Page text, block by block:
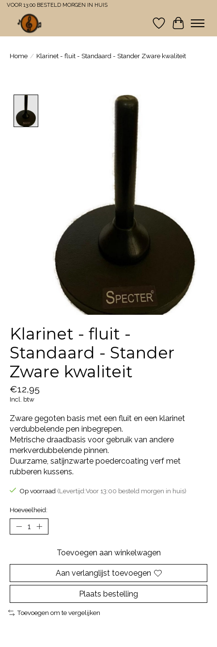
VOOR 13:00 BESTELD MORGEN IN HUIS
Verlanglijst
Home / Klarinet - fluit - Standaard - Stander Zware kwaliteit
Product image slideshow Items
Klarinet - fluit -
Standaard - Stander
Zware kwaliteit
€12,95
Incl. btw
Zware gegoten basis met een fluit en een klarinet
verdubbelende pen inbegrepen.
Metrische draadbasis voor gebruik van andere
merkverdubbelende pinnen.
Duurzame, satijnzwarte poedercoating verf met
rubberen kussens.
Op voorraad (Levertijd:Voor 13:00 besteld morgen in huis)
Hoeveelheid:
Toevoegen aan winkelwagen
Aan verlanglijst toevoegen
Plaats bestelling
Toevoegen om te vergelijken